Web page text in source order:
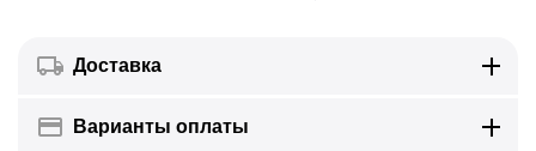
Доставка
Варианты оплаты